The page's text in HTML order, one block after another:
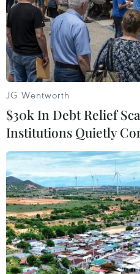
Mang hương vị phở Việt
bạn bè Đức
16/07/2026 01:41
Sự khác biệt của bánh mỳ
Bắc-Trung-Nam khiến du
thích thú
15/07/2026 08:11
Quảng bá thương hiệu
trong chương trình Huế -
ẩm thực 2026
14/07/2026 03:13
JG Wentworth
$30k In Debt Relief
Institutions Quietly